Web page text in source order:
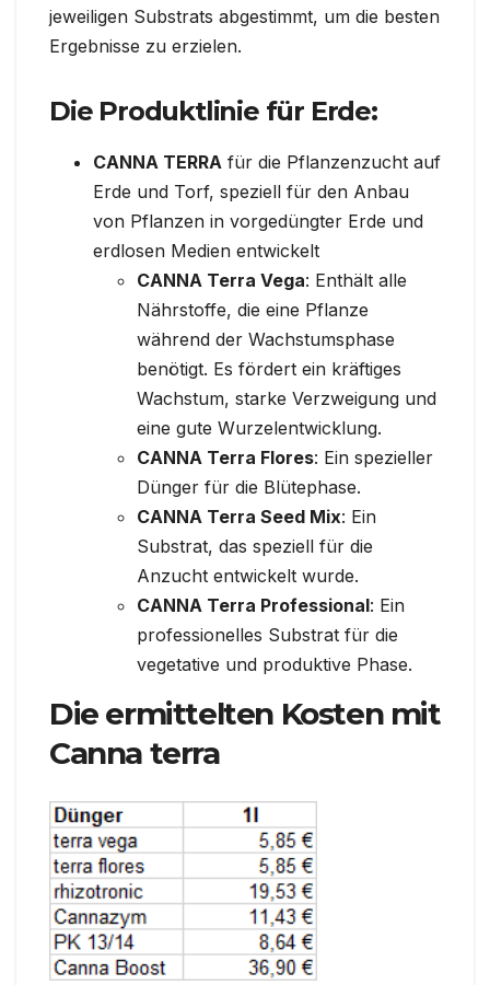
jeweiligen Substrats abgestimmt, um die besten
Ergebnisse zu erzielen.
Die Produktlinie für Erde:
CANNA TERRA für die Pflanzenzucht auf
Erde und Torf, speziell für den Anbau
von Pflanzen in vorgedüngter Erde und
erdlosen Medien entwickelt
CANNA Terra Vega: Enthält alle
Nährstoffe, die eine Pflanze
während der Wachstumsphase
benötigt. Es fördert ein kräftiges
Wachstum, starke Verzweigung und
eine gute Wurzelentwicklung.
CANNA Terra Flores: Ein spezieller
Dünger für die Blütephase.
CANNA Terra Seed Mix: Ein
Substrat, das speziell für die
Anzucht entwickelt wurde.
CANNA Terra Professional: Ein
professionelles Substrat für die
vegetative und produktive Phase.
Die ermittelten Kosten mit
Canna terra